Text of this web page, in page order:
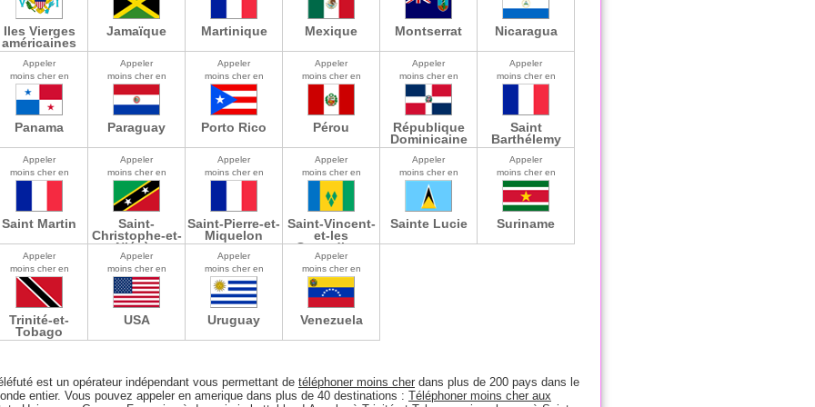
Iles Vierges
américaines
Jamaïque Martinique Mexique Montserrat Nicaragua
Appeler
moins cher en
Panama
Appeler
moins cher en
Paraguay
Appeler
moins cher en
Porto Rico
Appeler
moins cher en
Pérou
Appeler
moins cher en
République
Dominicaine
Appeler
moins cher en
Saint
Barthélemy
Appeler
moins cher en
Saint Martin
Appeler
moins cher en
Saint-
Christophe-et-
Niévès
Appeler
moins cher en
Saint-Pierre-et-
Miquelon
Appeler
moins cher en
Saint-Vincent-
et-les
Grenadines
Appeler
moins cher en
Sainte Lucie
Appeler
moins cher en
Suriname
Appeler
moins cher en
Trinité-et-
Tobago
Appeler
moins cher en
USA
Appeler
moins cher en
Uruguay
Appeler
moins cher en
Venezuela
est un opérateur indépendant vous permettant de téléphoner moins cher dans plus de 200 pays dans le
entier. Vous pouvez appeler en amerique dans plus de 40 destinations : Téléphoner moins cher aux